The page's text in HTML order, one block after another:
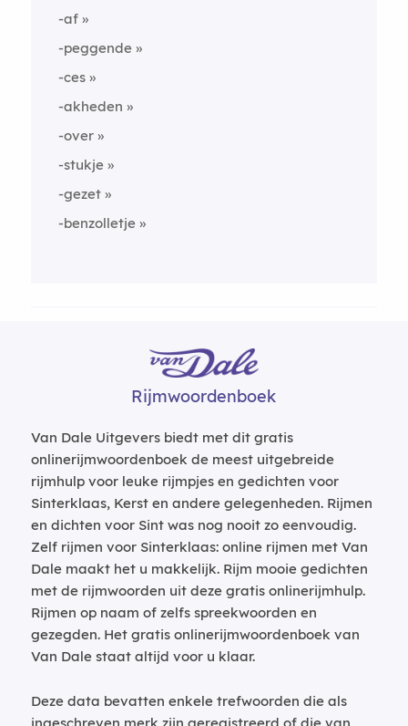
-af
-peggende
-ces
-akheden
-over
-stukje
-gezet
-benzolletje
Rijmwoordenboek
Van Dale Uitgevers biedt met dit gratis
onlinerijmwoordenboek de meest uitgebreide
rijmhulp voor leuke rijmpjes en gedichten voor
Sinterklaas, Kerst en andere gelegenheden. Rijmen
en dichten voor Sint was nog nooit zo eenvoudig.
Zelf rijmen voor Sinterklaas: online rijmen met Van
Dale maakt het u makkelijk. Rijm mooie gedichten
met de rijmwoorden uit deze gratis onlinerijmhulp.
Rijmen op naam of zelfs spreekwoorden en
gezegden. Het gratis onlinerijmwoordenboek van
Van Dale staat altijd voor u klaar.
Deze data bevatten enkele trefwoorden die als
ingeschreven merk zijn geregistreerd of die van